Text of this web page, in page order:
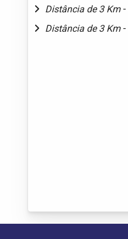
Distância de 3 Km -
Distância de 3 Km -